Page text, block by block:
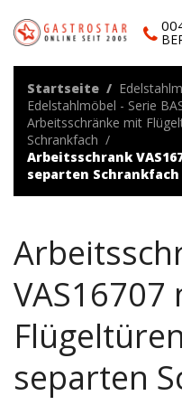
Startseite
Edelstahlmöbel - Serie
Arbeitsschränke mit
Schrankfach
Arbeitsschrank
separten Schrankfach
VAS16707
separten